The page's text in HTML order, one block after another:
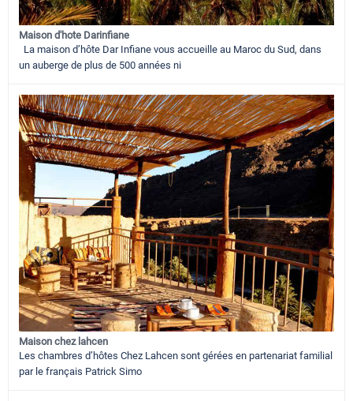
Maison d'hote Darinfiane
La maison d’hôte Dar Infiane vous accueille au Maroc du Sud, dans
un auberge de plus de 500 années ni
Maison chez lahcen
Les chambres d’hôtes Chez Lahcen sont gérées en partenariat familial
par le français Patrick Simo